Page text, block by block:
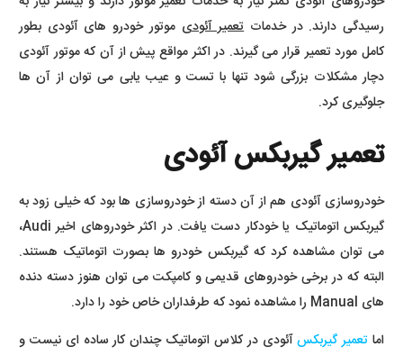
رسیدگی دارند. در خدماتتعمیر آئودی موتور خودرو های آئودی بطور
کامل مورد تعمیر قرار می گیرند. در اکثر مواقع پیش از آن که موتور آئودی
دچار مشکلات بزرگی شود تنها با تست و عیب یابی می توان از آن ها
جلوگیری کرد.
تعمیر گیربکس آئودی
خودروسازی آئودی هم از آن دسته از خودروسازی ها بود که خیلی زود به
گیربکس اتوماتیک یا خودکار دست یافت. در اکثر خودروهای اخیر Audi،
می توان مشاهده کرد که گیربکس خودرو ها بصورت اتوماتیک هستند.
البته که در برخی خودروهای قدیمی و کامپکت می توان هنوز دسته دنده
های Manual را مشاهده نمود که طرفداران خاص خود را دارد.
اما تعمیر گیربکسآئودی در کلاس اتوماتیک چندان کار ساده ای نیست و